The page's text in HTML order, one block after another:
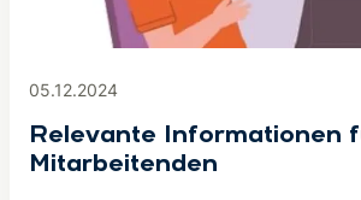
05.12.2024
Relevante Informationen
Mitarbeitenden